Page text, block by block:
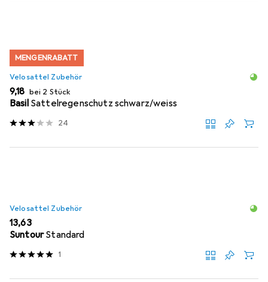
MENGENRABATT
Velosattel Zubehör
EUR
9,18 bei 2 Stück
Basil Sattelregenschutz schwarz/weiss
24
Velosattel Zubehör
EUR
13,63
SuntourStandard
1